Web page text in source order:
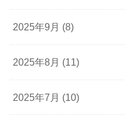
2025年9月 (8)
2025年8月 (11)
2025年7月 (10)